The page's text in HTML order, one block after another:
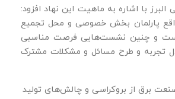
البرز با اشاره به ماهیت این نهاد افزود:
واقع پارلمان بخش خصوصی و محل تجمیع
است و چنین نشست‌هایی فرصت مناسبی
تجربه و طرح مسائل و مشکلات مشترک
برق از بروکراسی و چالش‌های تولید